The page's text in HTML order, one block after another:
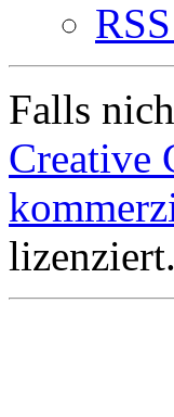
Falls
Creative
lizenziert.